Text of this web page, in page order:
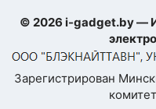
© 2026 i-gadget.by —
Зарегистрирован